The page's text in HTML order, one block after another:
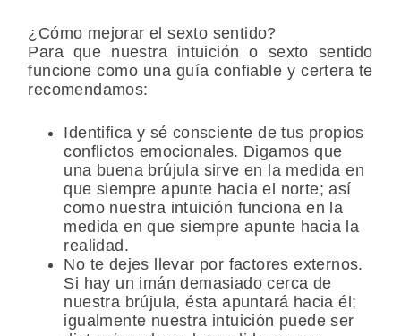
¿Cómo mejorar el sexto sentido?
Para que nuestra intuición o sexto sentido
funcione como una guía confiable y certera te
recomendamos:
Identifica y sé consciente de tus propios
conflictos emocionales. Digamos que
una buena brújula sirve en la medida en
que siempre apunte hacia el norte; así
como nuestra intuición funciona en la
medida en que siempre apunte hacia la
realidad.
No te dejes llevar por factores externos.
Si hay un imán demasiado cerca de
nuestra brújula, ésta apuntará hacia él;
igualmente nuestra intuición puede ser